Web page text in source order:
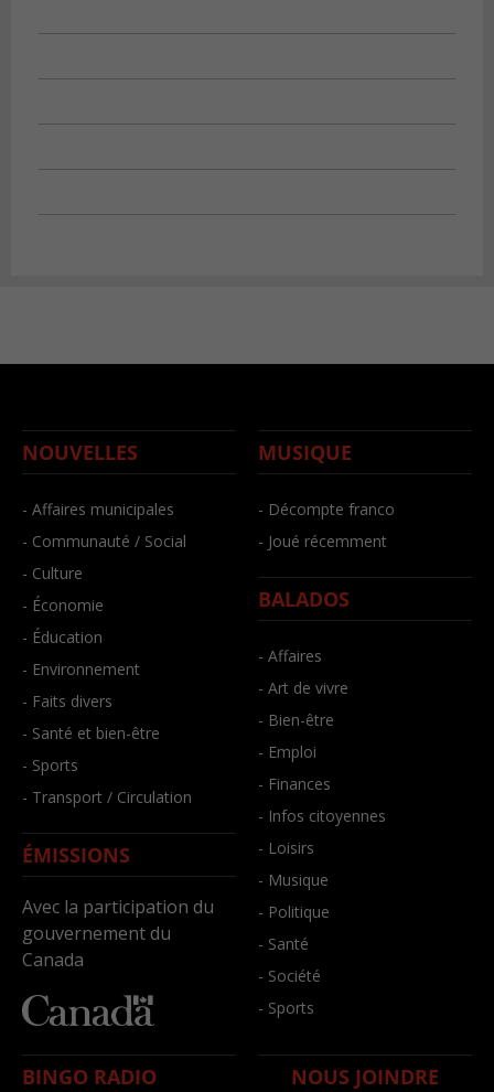
NOUVELLES
- Affaires municipales
- Communauté / Social
- Culture
- Économie
- Éducation
- Environnement
- Faits divers
- Santé et bien-être
- Sports
- Transport / Circulation
ÉMISSIONS
Avec la participation du
gouvernement du
Canada
MUSIQUE
- Décompte franco
- Joué récemment
BALADOS
- Affaires
- Art de vivre
- Bien-être
- Emploi
- Finances
- Infos citoyennes
- Loisirs
- Musique
- Politique
- Santé
- Société
- Sports
BINGO RADIO NOUS JOINDRE